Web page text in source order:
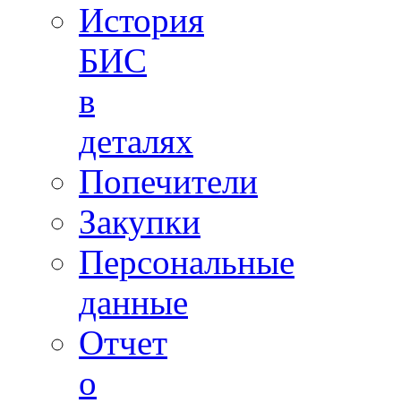
История
БИС
в
деталях
Попечители
Закупки
Персональные
данные
Отчет
о